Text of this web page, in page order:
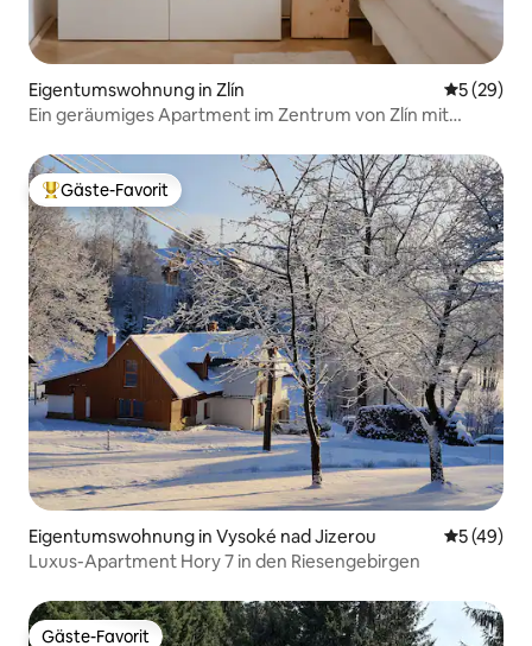
Eigentumswohnung in Zlín
5 (29)
Ein geräumiges Apartment im Zentrum von Zlín mit
Beliebter Gäste-Favorit.
Gäste-Favorit
Eigentumswohnung in Vysoké nad Jizerou
5 (49)
Luxus-Apartment Hory 7 in den Riesengebirgen
Gäste-Favorit